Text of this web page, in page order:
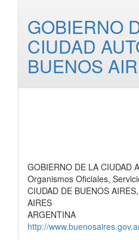
GOBIERNO
CIUDAD
BUENOS
GOBIERNO DE LA CIUDAD
Organismos Oficiales,
CIUDAD DE BUENOS
AIRES
ARGENTINA
http://